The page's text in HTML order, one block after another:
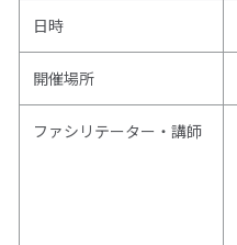
日時
開催場所
ファシリテーター・講師